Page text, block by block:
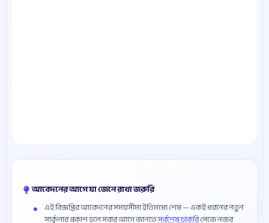
আবেদনের আগে যা জেনে রাখা জরুরি
এই বিজ্ঞপ্তির আবেদনের সময়সীমা ইতিমধ্যে শেষ — একই ধরনের নতুন
সার্কুলার প্রকাশ হলে সবার আগে জানতেসর্বশেষ চাকরিপেজে নজর